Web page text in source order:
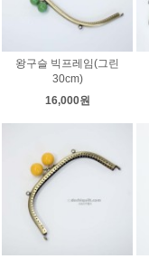
왕구슬 빅프레임(그린
30cm)
16,000원